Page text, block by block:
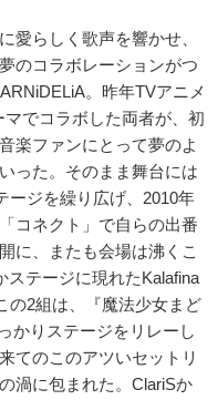
らしく歌声を響かせ、
のコラボレーションがつ
。昨年TVアニメ
マでコラボした両者が、初
楽ファンにとって夢のよ
った。そのまま舞台には
ージを繰り広げ、2010年
コネクト」で自らの出番
に、またも会場は沸くこ
ステージに現れたKalafina
の2組は、『魔法少女まど
かりステージをリレーし
てのこのアツいセットリ
渦に包まれた。ClariSか